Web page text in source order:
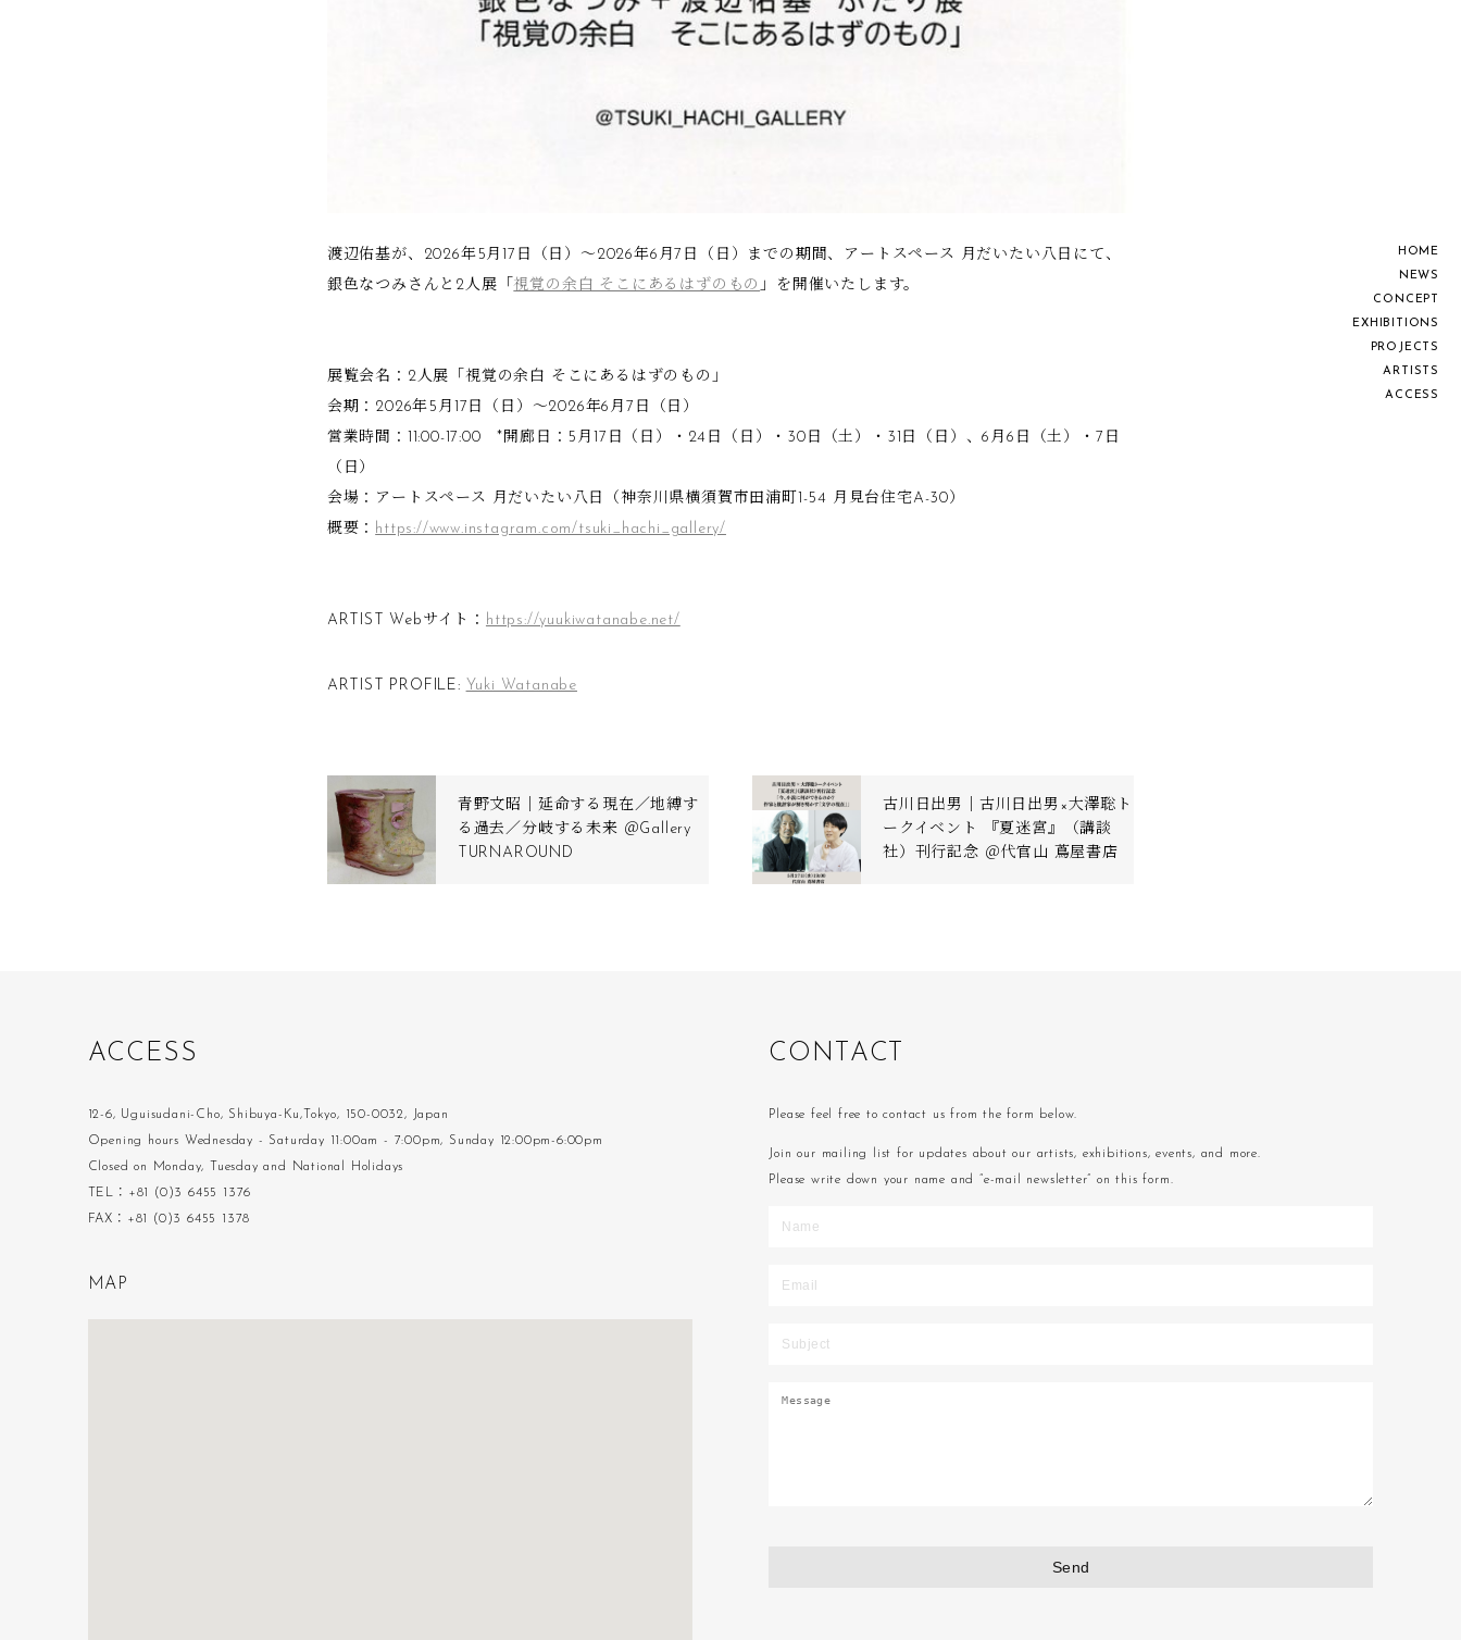
H O M E
N EWS
C O N C EP
EX H B O NS
PRO J EC TS
A R S TS
AC C ESS
渡辺佑基が、2026年5月17日（日）～2026年6月7日（日）までの期間、アートスペース 月だいたい八日にて、
銀色なつみさんと2人展「視覚の余白 そこにあるはずのもの 」を開催いたします。
展覧会名：2人展「視覚の余白 そこにあるはずのもの」
会期：2026年5月17日（日）～2026年6月7日（日）
営業時間：11:00-17:00 *開廊日：5月17日（日）・24日（日）・30日（土）・31日（日）、6月6日（土）・7日
（日）
会場：アートスペース 月だいたい八日（神奈川県横須賀市田浦町1-54 月見台住宅A-30）
概要： https://www.instagram.com/tsuki_hachi_gallery/
ARTIST Webサイト： https://yuukiwatanabe.net/
ARTIST PROFILE: Yuki Watanabe
青野文昭｜延命する現在／地縛す
る過去／分岐する未来 ＠Gallery
TURNAROUND
古川日出男｜古川日出男×大澤聡ト
ークイベント 『夏迷宮』（講談
社）刊行記念 ＠代官山 蔦屋書店
ACC ES S
12-6, Uguisudani-Cho, Shibuya-Ku,Tokyo, 150-0032, Japan
Opening hours Wednesday - Saturday 11:00am - 7:00pm, Sunday 12:00pm-6:00pm
Closed on Monday, Tuesday and National Holidays
TEL：+81 (0)3 6455 1376
FAX：+81 (0)3 6455 1378
M A P
CO N AC
Please feel free to contact us from the form below.
Join our mailing list for updates about our artists, exhibitions, events, and more.
Please write down your name and “e-mail newsletter” on this form.